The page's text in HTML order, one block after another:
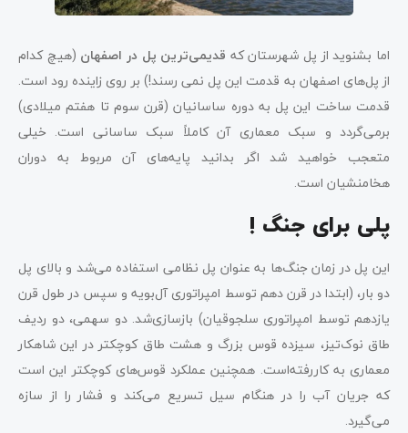
اما بشنوید از پل شهرستان که قدیمی‌ترین پل در اصفهان (هیچ کدام
از پل‌های اصفهان به قدمت این پل نمی رسند!) بر روی زاینده رود است.
قدمت ساخت این پل به دوره ساسانیان (قرن سوم تا هفتم میلادی)
برمی‌گردد و سبک معماری آن کاملاً سبک ساسانی است. خیلی
متعجب خواهید شد اگر بدانید پایه‌های آن مربوط به دوران
هخامنشیان است.
پلی برای جنگ !
این پل در زمان جنگ‌ها به عنوان پل نظامی استفاده می‌شد و بالای پل
دو بار، (ابتدا در قرن دهم توسط امپراتوری آل‌بویه و سپس در طول قرن
یازدهم توسط امپراتوری سلجوقیان) بازسازی‌شد. دو سهمی، دو ردیف
طاق نوک‌تیز، سیزده قوس بزرگ و هشت طاق کوچکتر در این شاهکار
معماری به کاررفته‌است. همچنین عملکرد قوس‌های کوچکتر این است
که جریان آب را در هنگام سیل تسریع می‌کند و فشار را از سازه
می‌گیرد.